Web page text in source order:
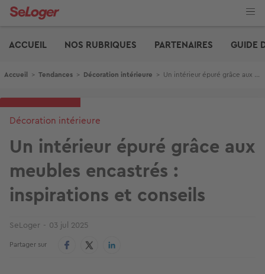
Aller
ACCUEIL
NOS RUBRIQUES PARTENAIRES GUIDE
Fil d'Ariane
Accueil > Tendances > Décoration intérieure > Un intérieur épuré grâce aux meubles encastrés : inspirations et conseils
Décoration intérieure
Un intérieur épuré grâce aux
meubles encastrés :
inspirations et conseils
SeLoger 03 jul 2025
Partager sur